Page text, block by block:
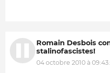
Romain Desbois
stalinofascistes!
04 octobre 2010 à